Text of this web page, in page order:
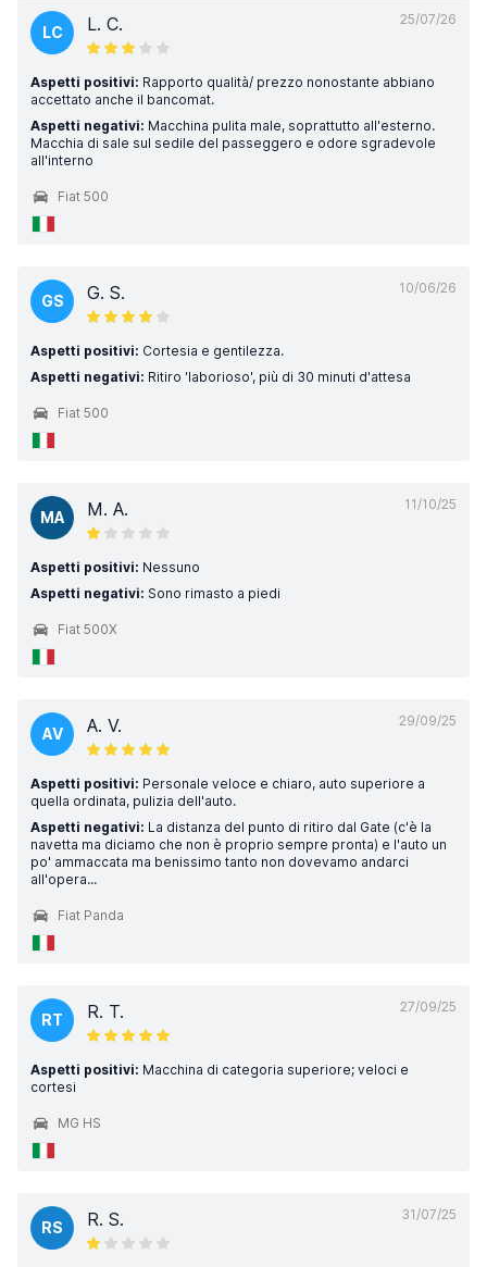
25/07/26
LC L. C.
Aspetti positivi: Rapporto qualità/ prezzo nonostante abbiano
accettato anche il bancomat.
Aspetti negativi: Macchina pulita male, soprattutto all'esterno.
Macchia di sale sul sedile del passeggero e odore sgradevole
all'interno
Fiat 500
10/06/26
GS G. S.
Aspetti positivi: Cortesia e gentilezza.
Aspetti negativi: Ritiro 'laborioso', più di 30 minuti d'attesa
Fiat 500
11/10/25
MA M. A.
Aspetti positivi: Nessuno
Aspetti negativi: Sono rimasto a piedi
Fiat 500X
29/09/25
AV A. V.
Aspetti positivi: Personale veloce e chiaro, auto superiore a
quella ordinata, pulizia dell'auto.
Aspetti negativi: La distanza del punto di ritiro dal Gate (c'è la
navetta ma diciamo che non è proprio sempre pronta) e l'auto un
po' ammaccata ma benissimo tanto non dovevamo andarci
all'opera...
Fiat Panda
27/09/25
RT R. T.
Aspetti positivi: Macchina di categoria superiore; veloci e
cortesi
MG HS
31/07/25
RS R. S.